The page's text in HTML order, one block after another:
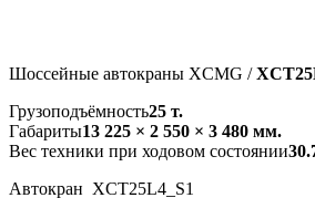
Шоссейные автокраны XCMG /
Грузоподъёмность25 т.
Габариты13 225 × 2 550 × 3 480 мм.
Вес техники при ходовом состоянии
Автокран XCT25L4_S1